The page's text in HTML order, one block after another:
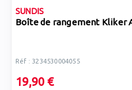
SUNDIS
Boîte de rangement Kliker
Réf : 3234530004055
19,90 €